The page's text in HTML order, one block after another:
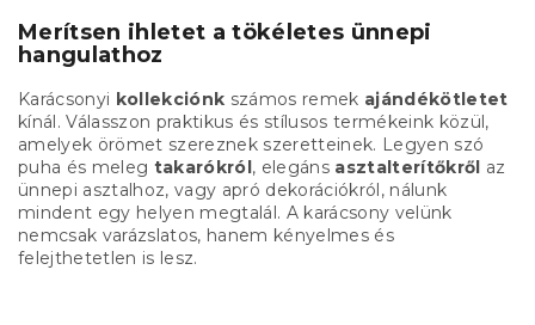
Merítsen ihletet a tökéletes ünnepi
hangulathoz
Karácsonyi kollekciónk számos remek ajándékötletet
kínál. Válasszon praktikus és stílusos termékeink közül,
amelyek örömet szereznek szeretteinek. Legyen szó
puha és meleg takarókról , elegáns asztalterítőkről az
ünnepi asztalhoz, vagy apró dekorációkról, nálunk
mindent egy helyen megtalál. A karácsony velünk
nemcsak varázslatos, hanem kényelmes és
felejthetetlen is lesz.